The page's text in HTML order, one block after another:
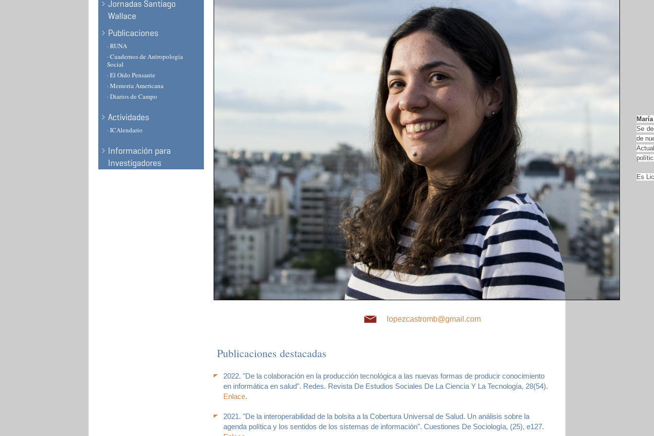
Jornadas Santiago
Wallace
Publicaciones
· RUNA
· Cuadernos de Antropología
Social
· El Oído Pensante
· Memoria Americana
· Diarios de Campo
Actividades
· ICAlendario
Información para
Investigadores
Se
de
Es
lopezcastromb@gmail.com
Publicaciones destacadas
2022. "De la colaboración en la producción tecnológica a las nuevas formas de producir conocimiento
en informática en salud". Redes. Revista De Estudios Sociales De La Ciencia Y La Tecnología, 28(54).
Enlace.
2021. "De la interoperabilidad de la bolsita a la Cobertura Universal de Salud. Un análisis sobre la
agenda política y los sentidos de los sistemas de información". Cuestiones De Sociología, (25), e127.